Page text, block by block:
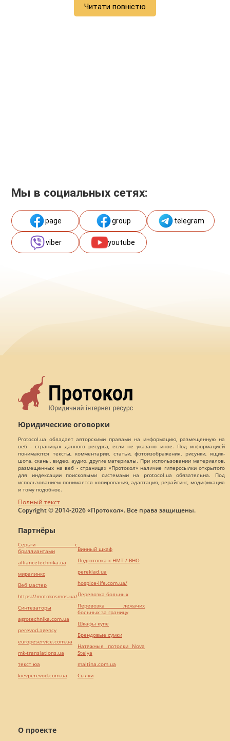
Читати повністю
Мы в социальных сетях:
page group telegram
viber youtube
Юридические оговорки
Protocol.ua обладает авторскими правами на информацию, размещенную на
веб - страницах данного ресурса, если не указано иное. Под информацией
понимаются тексты, комментарии, статьи, фотоизображения, рисунки, ящик-
шота, сканы, видео, аудио, другие материалы. При использовании материалов,
размещенных на веб - страницах «Протокол» наличие гиперссылки открытого
для индексации поисковыми системами на protocol.ua обязательна. Под
использованием понимается копирования, адаптация, рерайтинг, модификация
и тому подобное.
Полный текст
Copyright © 2014-2026 «Протокол». Все права защищены.
О проекте
Партнёры
Серьги с
бриллиантами
alliancetechnika.ua
миралинкс
Веб мастер
https://motokosmos.ua/
Синтезаторы
agrotechnika.com.ua
perevod.agency
europeservice.com.ua
mk-translations.ua
текст юа
kievperevod.com.ua
Винный шкаф
Подготовка к НМТ / ВНО
pereklad.ua
hospice-life.com.ua/
Перевозка больных
Перевозка лежачих
больных за границу
Шкафы купе
Брендовые сумки
Натяжные потолки Nova
Stelya
maltina.com.ua
Cылки